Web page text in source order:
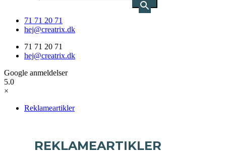
71 71 20 71
hej@creatrix.dk
71 71 20 71
hej@creatrix.dk
Google anmeldelser
5.0
×
Reklameartikler
REKLAMEARTIKLER